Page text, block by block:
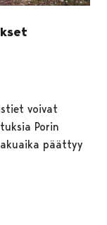
voivat
Porin
päättyy